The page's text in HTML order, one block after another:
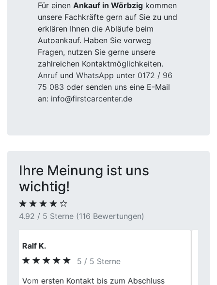
Für einen Ankauf in Wörbzig kommen
unsere Fachkräfte gern auf Sie zu und
erklären Ihnen die Abläufe beim
Autoankauf. Haben Sie vorweg
Fragen, nutzen Sie gerne unsere
zahlreichen Kontaktmöglichkeiten.
Anruf und WhatsApp unter 0172 / 96
75 083 oder senden uns eine E-Mail
an: info@firstcarcenter.de
Ihre Meinung ist uns
wichtig!
4.92 / 5 Sterne (116 Bewertungen)
Alina S.
5 / 5 Sterne
Ich musste mein Auto recht kurzfristig